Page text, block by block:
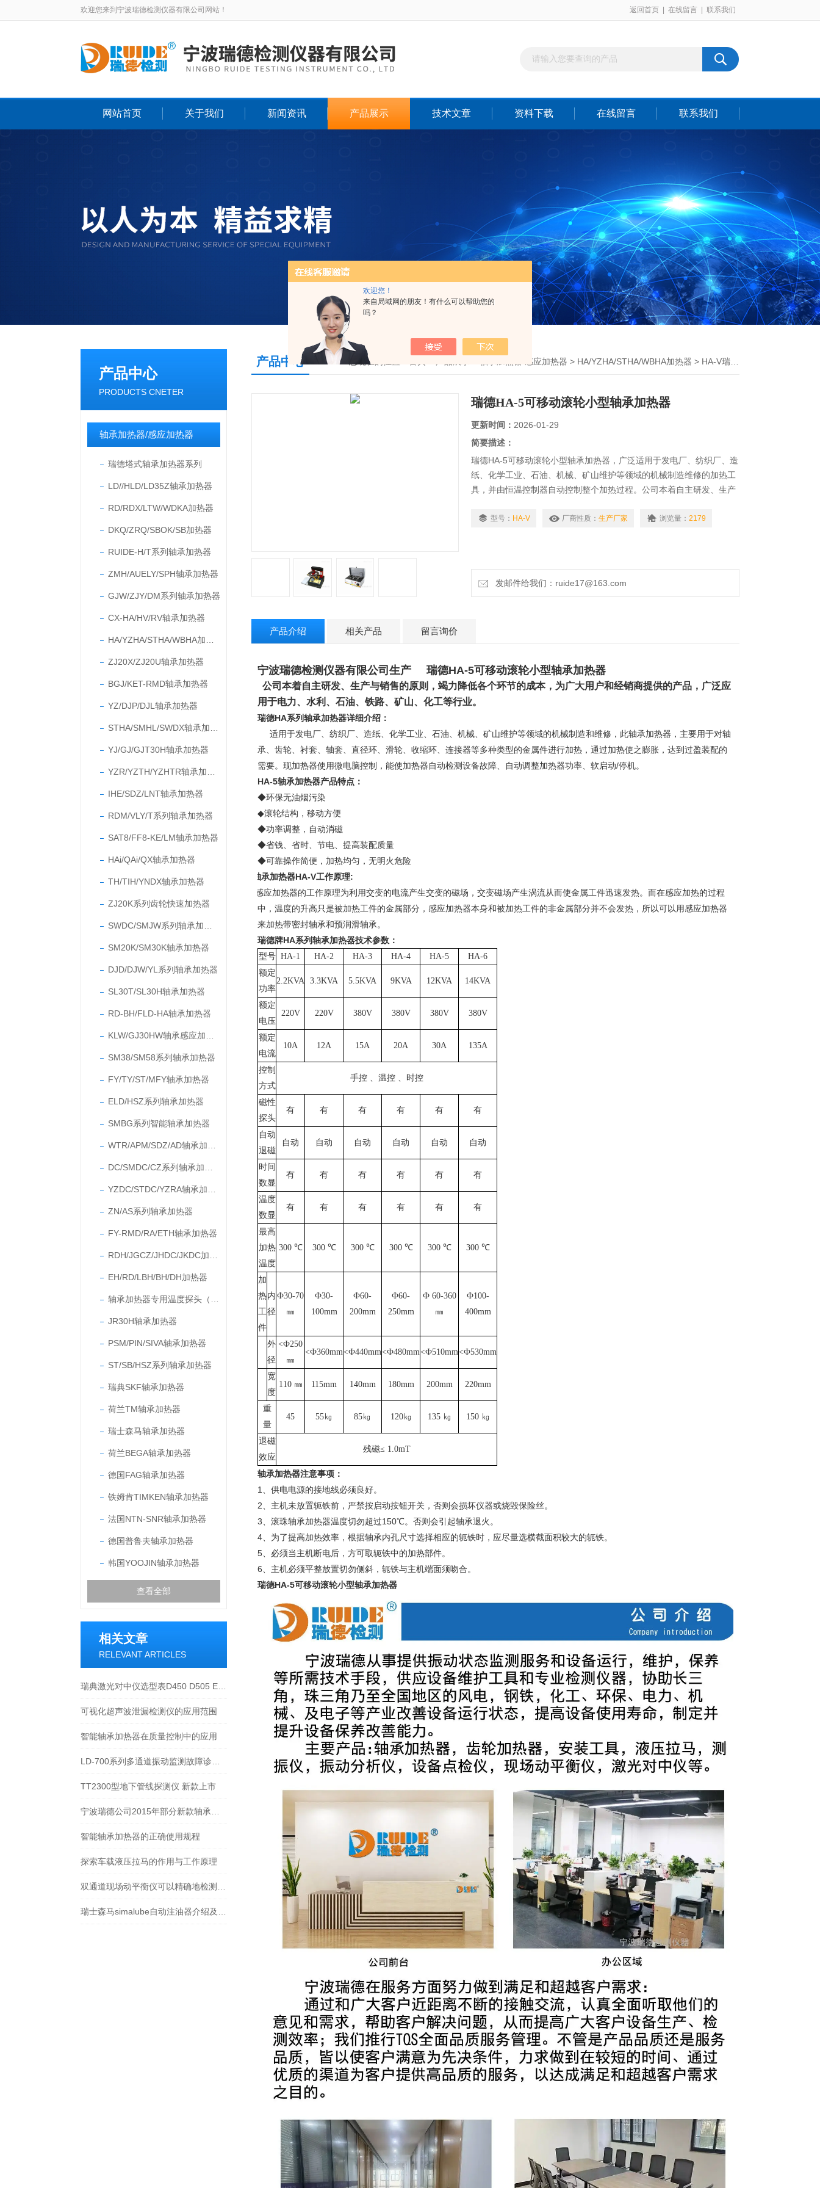
欢迎您！
来自局域网的朋友！有什么可以帮助您的
吗？
欢迎您来到宁波瑞德检测仪器有限公司网站！ 返回首页 在线留言 联系我们
网站首页 关于我们 新闻资讯 产品展示 技术文章 资料下载 在线留言 联系我们
产品中心
PRODUCTS CNETER
轴承加热器/感应加热器
瑞德塔式轴承加热器系列
LD//HLD/LD35Z轴承加热器
RD/RDX/LTW/WDKA加热器
DKQ/ZRQ/SBOK/SB加热器
RUIDE-H/T系列轴承加热器
ZMH/AUELY/SPH轴承加热器
GJW/ZJY/DM系列轴承加热器
CX-HA/HV/RV轴承加热器
ZJ20X/ZJ20U轴承加热器
BGJ/KET-RMD轴承加热器
YZ/DJP/DJL轴承加热器
YJ/GJ/GJT30H轴承加热器
IHE/SDZ/LNT轴承加热器
RDM/VLY/T系列轴承加热器
SAT8/FF8-KE/LM轴承加热器
HAi/QAi/QX轴承加热器
TH/TIH/YNDX轴承加热器
ZJ20K系列齿轮快速加热器
SM20K/SM30K轴承加热器
DJD/DJW/YL系列轴承加热器
SL30T/SL30H轴承加热器
RD-BH/FLD-HA轴承加热器
SM38/SM58系列轴承加热器
FY/TY/ST/MFY轴承加热器
ELD/HSZ系列轴承加热器
SMBG系列智能轴承加热器
ZN/AS系列轴承加热器
FY-RMD/RA/ETH轴承加热器
EH/RD/LBH/BH/DH加热器
JR30H轴承加热器
PSM/PIN/SIVA轴承加热器
ST/SB/HSZ系列轴承加热器
瑞典SKF轴承加热器
荷兰TM轴承加热器
瑞士森马轴承加热器
荷兰BEGA轴承加热器
德国FAG轴承加热器
铁姆肯TIMKEN轴承加热器
法国NTN-SNR轴承加热器
德国普鲁夫轴承加热器
韩国YOOJIN轴承加热器
查看全部
相关文章
RELEVANT ARTICLES
可视化超声波泄漏检测仪的应用范围
智能轴承加热器在质量控制中的应用
TT2300型地下管线探测仪 新款上市
智能轴承加热器的正确使用规程
探索车载液压拉马的作用与工作原理
产品中心 您现在的位置： 轴承加热器/感应加热器 > HA/YZHA/STHA/WBHA加热器 > HA-V瑞德HA-5可移动滚轮小型轴承加热器
瑞德HA-5可移动滚轮小型轴承加热器
更新时间： 2026-01-29
简要描述：
瑞德HA-5可移动滚轮小型轴承加热器，广泛适用于发电厂、纺织厂、造
纸、化学工业、石油、机械、矿山维护等领域的机械制造维修的加热工
具，并由恒温控制器自动控制整个加热过程。公司本着自主研发、生产
小型轴承加热器 大用户和经销商提供的产品，广泛应用于电力、水利、
型号： HA-V 厂商性质： 生产厂家 浏览量： 2179
发邮件给我们：ruide17@163.com
产品介绍 相关产品 留言询价
宁波瑞德检测仪器有限公司生产 瑞德HA-5可移动滚轮小型轴承加热器
公司本着自主研发、生产与销售的原则，竭力降低各个环节的成本，为广大用户和经销商提供的产品，广泛应
用于电力、水利、石油、铁路、矿山、化工等行业。
瑞德HA系列轴承加热器详细介绍 ：
适用于发电厂、纺织厂、造纸、化学工业、石油、机械、矿山维护等领域的机械制造和维修，此轴承加热器，主要用于对轴
承、齿轮、衬套、轴套、直径环、滑轮、收缩环、连接器等多种类型的金属件进行加热，通过加热使之膨胀，达到过盈装配的
需要。 现加热器使用微电脑控制，能使加热器自动检测设备故障、自动调整加热器功率、软启动/停机。
HA-5轴承加热器产品特点：
◆环保无油烟污染
◆滚轮结构，移动方便
◆功率调整，自动消磁
◆省钱、省时、节电、提高装配质量
◆可靠操作简便，加热均匀，无明火危险
轴承加热器HA-V工作原理:
感应加热器的工作原理为利用交变的电流产生交变的磁场，交变磁场产生涡流从而使金属工件迅速发热。而在感应加热的过程
中，温度的升高只是被加热工件的金属部分，感应加热器本身和被加热工件的非金属部分并不会发热，所以可以用感应加热器
来加热带密封轴承和预润滑轴承。
瑞德牌HA系列轴承加热器技术参数 ：
型号 HA-1 HA-2 HA-3 HA-4 HA-5
HA-6
额定
功率
2.2KVA 3.3KVA 5.5KVA 9KVA 12KVA 14KVA
额定
电压
220V 220V 380V 380V 380V 380V
额定
电流
10A 12A 15A 20A 30A 135A
控制
方式
手控 、温控 、时控
磁性
探头
有 有 有 有 有 有
自动
退磁
自动 自动 自动 自动 自动 自动
时间
数显
有 有 有 有 有 有
温度
数显
有 有 有 有 有 有
最高
加热
温度
300 ℃ 300 ℃ 300 ℃ 300 ℃ 300 ℃ 300 ℃
加
热
工
件
内
径
Ф30-70
㎜
Ф30-
100mm
Ф60-
200mm
Ф60-
250mm
Ф 60-360
㎜
Ф100-
400mm
外
径
<Ф250
㎜
<Ф360mm<Ф440mm<Ф480mm<Ф510mm<Ф530mm
宽
度
110 ㎜ 115mm 140mm 180mm 200mm 220mm
重
量
45 55㎏ 85㎏ 120㎏ 135 ㎏ 150 ㎏
退磁
效应
残磁≤ 1.0mT
轴承加热器注意事项 ：
1、供电电源的接地线必须良好。
2、主机未放置轭铁前，严禁按启动按钮开关，否则会损坏仪器或烧毁保险丝。
3、滚珠轴承加热器温度切勿超过150℃。否则会引起轴承退火。
4、为了提高加热效率，根据轴承内孔尺寸选择相应的轭铁时，应尽量选横截面积较大的轭铁。
5、必须当主机断电后，方可取轭铁中的加热部件。
6、 主机必须平整放置切勿侧斜，轭铁与主机端面须吻合。
瑞德HA-5可移动滚轮小型轴承加热器